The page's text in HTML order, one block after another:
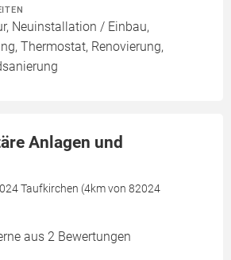
Neuinstallation / Einbau,
Thermostat, Renovierung,
Anlagen und
Taufkirchen (4km von 82024
aus 2 Bewertungen